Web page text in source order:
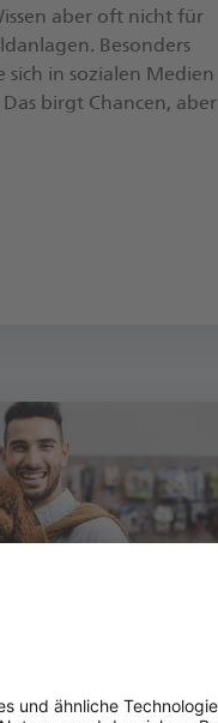
aber oft nicht für
Be­sonders
in sozialen Medien
birgt Chancen, aber